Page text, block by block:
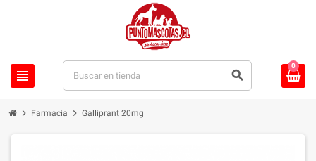
view_headline search
0
chevron_right Farmacia chevron_right Galliprant 20mg